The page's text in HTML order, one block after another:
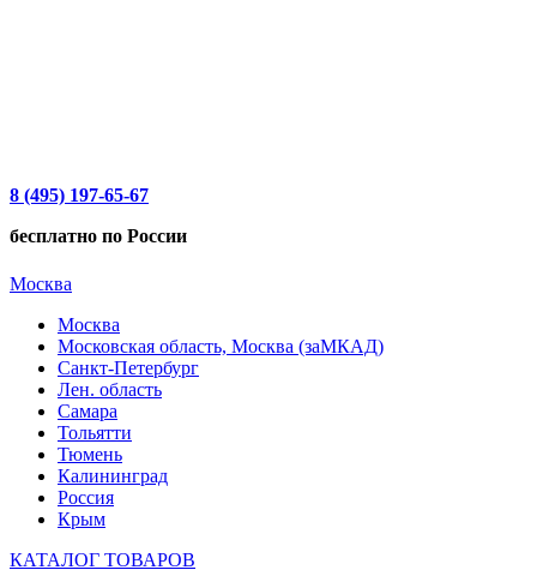
8 (495) 197-65-67
бесплатно по России
Москва
Москва
Московская область, Москва (заМКАД)
Санкт-Петербург
Лен. область
Самара
Тольятти
Тюмень
Калининград
Россия
Крым
КАТАЛОГ ТОВАРОВ